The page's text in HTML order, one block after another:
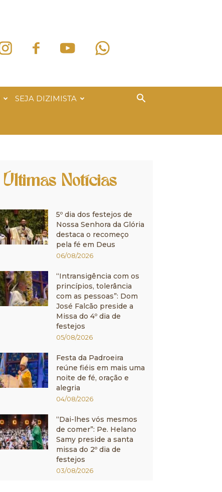
SEJA DIZIMISTA
Últimas Notícias
5º dia dos festejos de
Nossa Senhora da Glória
destaca o recomeço
pela fé em Deus
06/08/2026
“Intransigência com os
princípios, tolerância
com as pessoas”: Dom
José Falcão preside a
Missa do 4º dia de
festejos
05/08/2026
Festa da Padroeira
reúne fiéis em mais uma
noite de fé, oração e
alegria
04/08/2026
“Dai-lhes vós mesmos
de comer”: Pe. Helano
Samy preside a santa
missa do 2º dia de
festejos
03/08/2026